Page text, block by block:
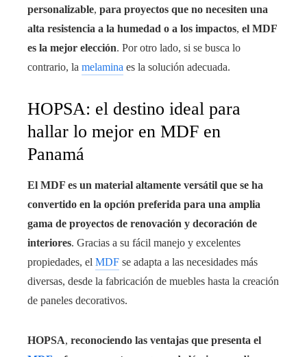
personalizable, para proyectos que no necesiten una
alta resistencia a la humedad o a los impactos, el MDF
es la mejor elección. Por otro lado, si se busca lo
contrario, la melamina es la solución adecuada.
HOPSA: el destino ideal para
hallar lo mejor en MDF en
Panamá
El MDF es un material altamente versátil que se ha
convertido en la opción preferida para una amplia
gama de proyectos de renovación y decoración de
interiores. Gracias a su fácil manejo y excelentes
propiedades, el MDF se adapta a las necesidades más
diversas, desde la fabricación de muebles hasta la creación
de paneles decorativos.
HOPSA, reconociendo las ventajas que presenta el